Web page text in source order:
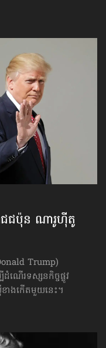
ជប៉ុន ណារូហ៊ីតូ
Trump)
ណើរទស្សនកិច្ចផ្លូវ
ខាងកើតមួយនេះ។​